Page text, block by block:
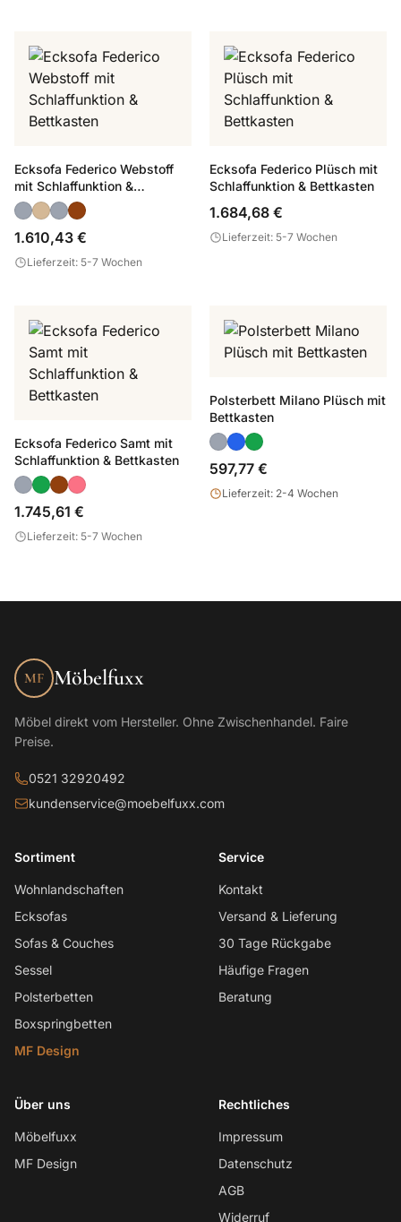
Ecksofa Federico Webstoff
mit Schlaffunktion &
Bettkasten
1.610,43 €
Lieferzeit: 5-7 Wochen
Ecksofa Federico Plüsch mit
Schlaffunktion & Bettkasten
1.684,68 €
Lieferzeit: 5-7 Wochen
Ecksofa Federico Samt mit
Schlaffunktion & Bettkasten
1.745,61 €
Lieferzeit: 5-7 Wochen
Polsterbett Milano Plüsch mit
Bettkasten
597,77 €
Lieferzeit: 2-4 Wochen
MF Möbelfuxx
Möbel direkt vom Hersteller. Ohne Zwischenhandel. Faire
Preise.
0521 32920492
kundenservice@moebelfuxx.com
Sortiment
Wohnlandschaften
Ecksofas
Sofas & Couches
Sessel
Polsterbetten
Boxspringbetten
MF Design
Service
Kontakt
Versand & Lieferung
30 Tage Rückgabe
Häufige Fragen
Beratung
Über uns
Möbelfuxx
MF Design
Rechtliches
Impressum
Datenschutz
AGB
Widerruf